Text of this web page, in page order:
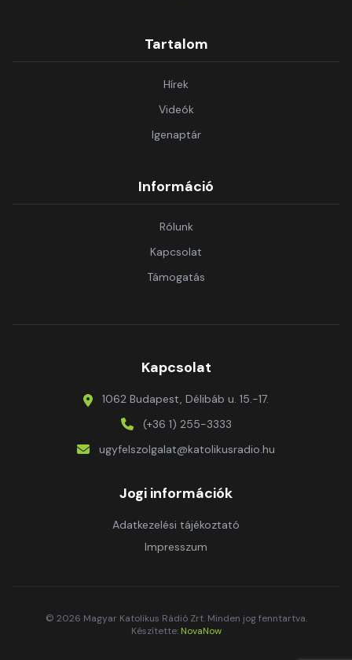
Tartalom
Hírek
Videók
Igenaptár
Információ
Rólunk
Kapcsolat
Támogatás
Kapcsolat
1062 Budapest, Délibáb u. 15.-17.
(+36 1) 255-3333
ugyfelszolgalat@katolikusradio.hu
Jogi információk
Adatkezelési tájékoztató
Impresszum
© 2026 Magyar Katolikus Rádió Zrt. Minden jog fenntartva.
Készítette: NovaNow